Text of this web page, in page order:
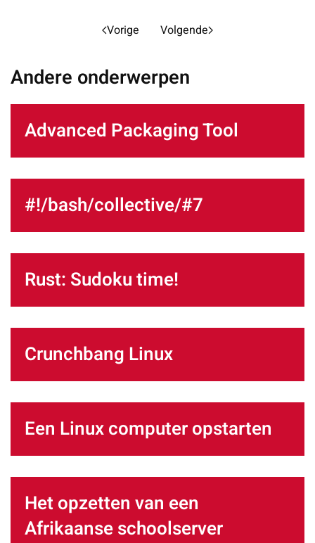
Vorige Volgende
Andere onderwerpen
Advanced Packaging Tool
#!/bash/collective/#7
Rust: Sudoku time!
Crunchbang Linux
Een Linux computer opstarten
Het opzetten van een
Afrikaanse schoolserver